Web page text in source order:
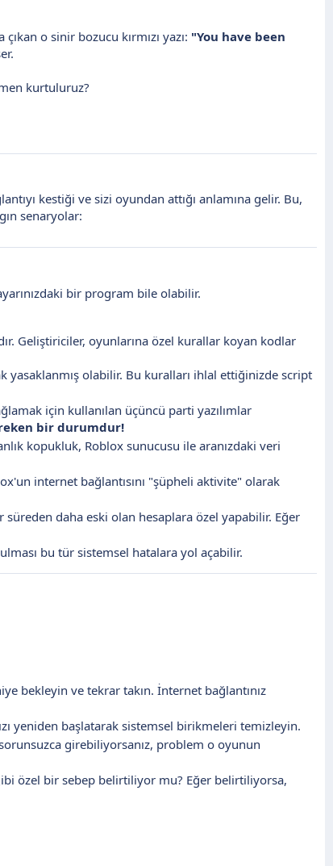
o sinir bozucu kırmızı yazı: "You have been
kurtuluruz?
kestiği ve sizi oyundan attığı anlamına gelir. Bu,
senaryolar:
bir program bile olabilir.
Geliştiriciler, oyunlarına özel kurallar koyan kodlar
olabilir. Bu kuralları ihlal ettiğinizde script
için kullanılan üçüncü parti yazılımlar
bir durumdur!
kopukluk, Roblox sunucusu ile aranızdaki veri
internet bağlantısını "şüpheli aktivite" olarak
daha eski olan hesaplara özel yapabilir. Eğer
bu tür sistemsel hatalara yol açabilir.
bekleyin ve tekrar takın. İnternet bağlantınız
yeniden başlatarak sistemsel birikmeleri temizleyin.
girebiliyorsanız, problem o oyunun
özel bir sebep belirtiliyor mu? Eğer belirtiliyorsa,